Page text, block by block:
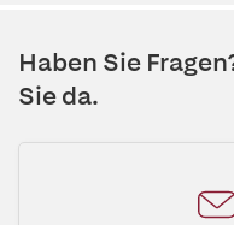
Haben Sie
Sie da.